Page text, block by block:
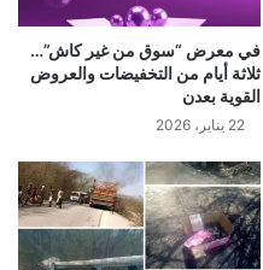
في معرض “سوق من غير كاش”…
ثلاثة أيام من التخفيضات والعروض
القوية بعدن
22 يناير، 2026